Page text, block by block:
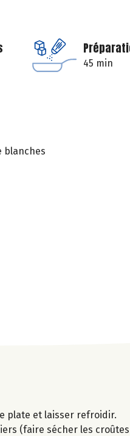
45 min
blanches
plate et laisser refroidir.
(faire sécher les